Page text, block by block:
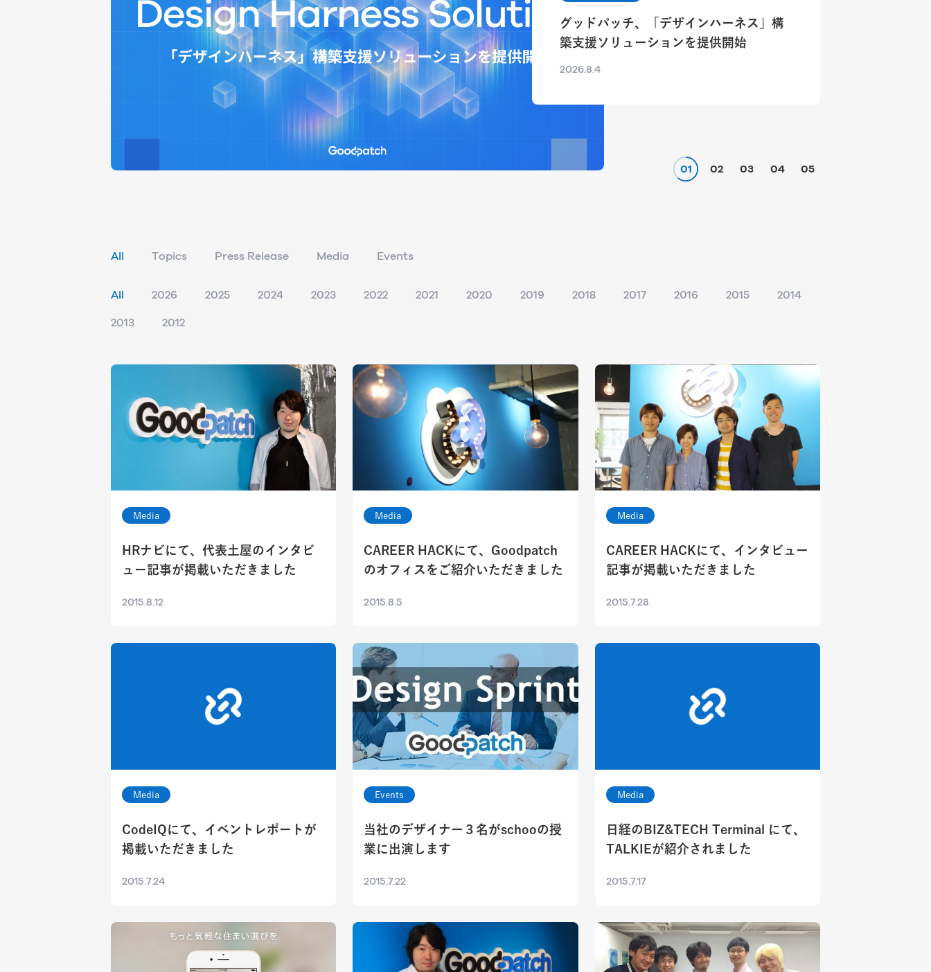
グッドパッチ、「デザインハーネス」構
築支援ソリューションを提供開始
2026.8.4
01 02 03 04 05
All Topics Press Release Media Events
All 2026 2025 2024 2023 2022 2021 2020 2019 2018 2017 2016 2015 2014
2013 2012
Media
HRナビにて、代表土屋のインタビ
ュー記事が掲載いただきました
2015.8.12
Media
CAREER HACKにて、Goodpatch
のオフィスをご紹介いただきました
2015.8.5
Media
CAREER HACKにて、インタビュー
記事が掲載いただきました
2015.7.28
Media
CodeIQにて、イベントレポートが
掲載いただきました
2015.7.24
Events
当社のデザイナー３名がschooの授
業に出演します
2015.7.22
Media
日経のBIZ&TECH Terminal にて、
TALKIEが紹介されました
2015.7.17